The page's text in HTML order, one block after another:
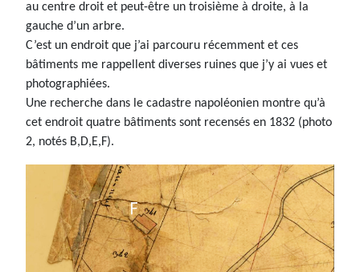
au centre droit et peut-être un troisième à droite, à la
gauche d’un arbre.
C’est un endroit que j’ai parcouru récemment et ces
bâtiments me rappellent diverses ruines que j’y ai vues et
photographiées.
Une recherche dans le cadastre napoléonien montre qu’à
cet endroit quatre bâtiments sont recensés en 1832 (photo
2, notés B,D,E,F).